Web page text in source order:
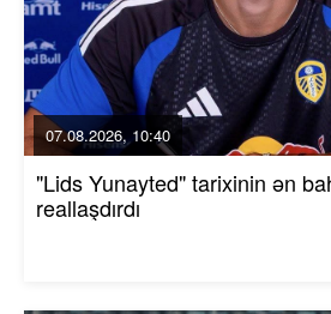
07.08.2026, 10:40
"Lids Yunayted" tarixinin ən
reallaşdırdı